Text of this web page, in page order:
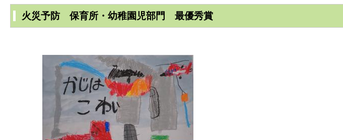
火災予防 保育所・幼稚園児部門 最優秀賞